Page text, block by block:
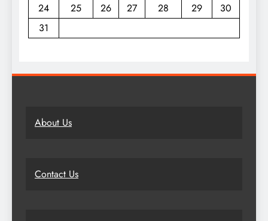
24
25 26 27 28 29
30
31
About Us
Contact Us